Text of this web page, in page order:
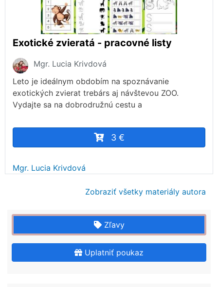
Exotické zvieratá - pracovné listy
Mgr. Lucia Krivdová
Leto je ideálnym obdobím na spoznávanie
exotických zvierat trebárs aj návštevou ZOO.
Vydajte sa na dobrodružnú cestu a
3 €
Mgr. Lucia Krivdová
Zobraziť všetky materiály autora
Zľavy
Uplatniť poukaz